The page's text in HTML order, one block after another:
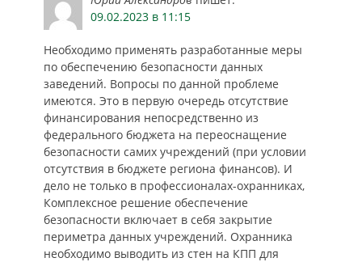
09.02.2023 в 11:15
Необходимо применять разработанные меры
по обеспечению безопасности данных
заведений. Вопросы по данной проблеме
имеются. Это в первую очередь отсутствие
финансирования непосредственно из
федерального бюджета на переоснащение
безопасности самих учреждений (при условии
отсутствия в бюджете региона финансов). И
дело не только в профессионалах-охранниках,
Комплексное решение обеспечение
безопасности включает в себя закрытие
периметра данных учреждений. Охранника
необходимо выводить из стен на КПП для